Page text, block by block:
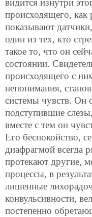
видится изнутри
происходящего, как
показывают
один из тех, кто
такое то, что он
состоянии.
происходящего с
непонимания,
системы чувств. Он
подступившие
вместе с тем он
Его беспокойство,
диафрагмой всегда
протекают другие,
процессы, в
лишенные
конвульсивности,
постепенно